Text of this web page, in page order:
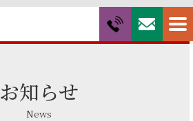
お知らせ
News